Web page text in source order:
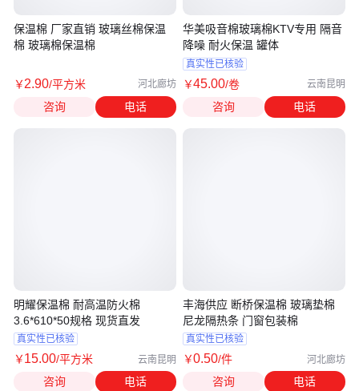
保温棉 厂家直销 玻璃丝棉保温
棉 玻璃棉保温棉
￥2.90/平方米 河北廊坊
咨询 电话
明耀保温棉 耐高温防火棉
3.6*610*50规格 现货直发
真实性已核验
￥15.00/平方米 云南昆明
咨询 电话
华美吸音棉玻璃棉KTV专用 隔音
降噪 耐火保温 罐体
真实性已核验
￥45.00/卷 云南昆明
咨询 电话
丰海供应 断桥保温棉 玻璃垫棉
尼龙隔热条 门窗包装棉
真实性已核验
￥0.50/件 河北廊坊
咨询 电话